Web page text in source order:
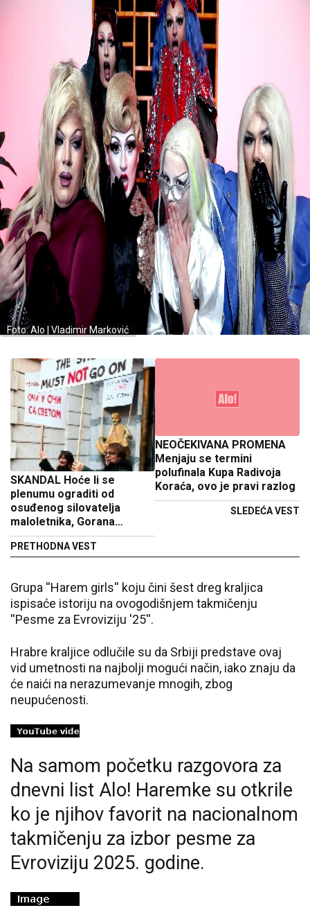
Foto: Alo | Vladimir Marković
SKANDAL Hoće li se
plenumu ograditi od
osuđenog silovatelja
maloletnika, Gorana
Jevtića?
PRETHODNA VEST
NEOČEKIVANA PROMENA
Menjaju se termini
polufinala Kupa Radivoja
Koraća, ovo je pravi razlog
SLEDEĆA VEST
Grupa ''Harem girls'' koju čini šest dreg kraljica
ispisaće istoriju na ovogodišnjem takmičenju
''Pesme za Evroviziju '25''.
Hrabre kraljice odlučile su da Srbiji predstave ovaj
vid umetnosti na najbolji mogući način, iako znaju da
će naići na nerazumevanje mnogih, zbog
neupućenosti.
Na samom početku razgovora za
dnevni list Alo! Haremke su otkrile
ko je njihov favorit na nacionalnom
takmičenju za izbor pesme za
Evroviziju 2025. godine.